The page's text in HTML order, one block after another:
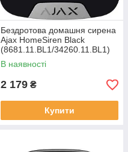
Бездротова домашня сирена
Ajax HomeSiren Black
(8681.11.BL1/34260.11.BL1)
В наявності
2 179 ₴
Купити